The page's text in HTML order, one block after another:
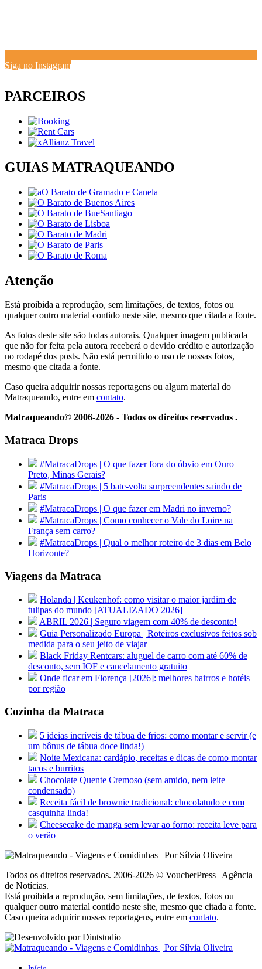
Siga no Instagram
PARCEIROS
GUIAS MATRAQUEANDO
Atenção
Está proibida a reprodução, sem limitações, de textos, fotos ou
qualquer outro material contido neste site, mesmo que citada a fonte.
As fotos deste site são todas autorais. Qualquer imagem publicada
que não for feita pela autora receberá o devido crédito e autorização
no rodapé dos posts. Não está permitido o uso de nossas fotos,
mesmo que citada a fonte.
Caso queira adquirir nossas reportagens ou algum material do
Matraqueando, entre em contato.
Matraqueando© 2006-2026 - Todos os direitos reservados .
Matraca Drops
#MatracaDrops | O que fazer fora do óbvio em Ouro
Preto, Minas Gerais?
#MatracaDrops | 5 bate-volta surpreendentes saindo de
Paris
#MatracaDrops | O que fazer em Madri no inverno?
#MatracaDrops | Como conhecer o Vale do Loire na
França sem carro?
#MatracaDrops | Qual o melhor roteiro de 3 dias em Belo
Horizonte?
Viagens da Matraca
Holanda | Keukenhof: como visitar o maior jardim de
tulipas do mundo [ATUALIZADO 2026]
ABRIL 2026 | Seguro viagem com 40% de desconto!
Guia Personalizado Europa | Roteiros exclusivos feitos sob
medida para o seu jeito de viajar
Black Friday Rentcars: aluguel de carro com até 60% de
desconto, sem IOF e cancelamento gratuito
Onde ficar em Florença [2026]: melhores bairros e hotéis
por região
Cozinha da Matraca
5 ideias incríveis de tábua de frios: como montar e servir (e
um bônus de tábua doce linda!)
Noite Mexicana: cardápio, receitas e dicas de como montar
tacos e burritos
Chocolate Quente Cremoso (sem amido, nem leite
condensado)
Receita fácil de brownie tradicional: chocolatudo e com
casquinha linda!
Cheesecake de manga sem levar ao forno: receita leve para
o verão
Todos os direitos reservados. 2006-2026 © VoucherPress | Agência
de Notícias.
Está proibida a reprodução, sem limitações, de textos, fotos ou
qualquer outro material contido neste site, mesmo que citada a fonte.
Caso queira adquirir nossas reportagens, entre em contato.